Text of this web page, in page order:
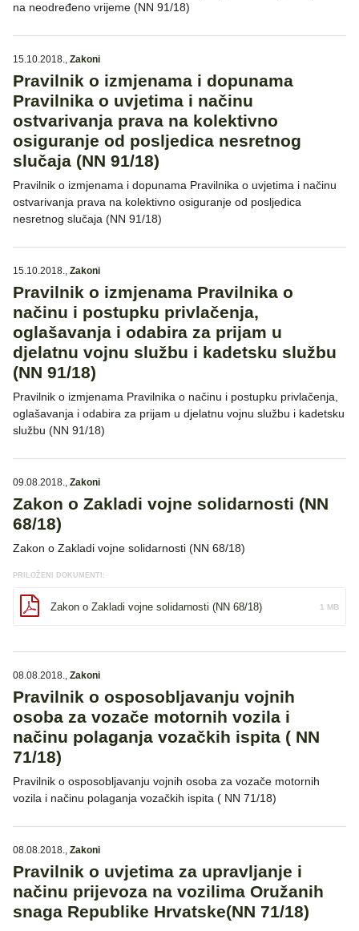
na neodređeno vrijeme (NN 91/18)
15.10.2018., Zakoni
Pravilnik o izmjenama i dopunama
Pravilnika o uvjetima i načinu
ostvarivanja prava na kolektivno
osiguranje od posljedica nesretnog
slučaja (NN 91/18)
Pravilnik o izmjenama i dopunama Pravilnika o uvjetima i načinu
ostvarivanja prava na kolektivno osiguranje od posljedica
nesretnog slučaja (NN 91/18)
15.10.2018., Zakoni
Pravilnik o izmjenama Pravilnika o
načinu i postupku privlačenja,
oglašavanja i odabira za prijam u
djelatnu vojnu službu i kadetsku službu
(NN 91/18)
Pravilnik o izmjenama Pravilnika o načinu i postupku privlačenja,
oglašavanja i odabira za prijam u djelatnu vojnu službu i kadetsku
službu (NN 91/18)
09.08.2018., Zakoni
Zakon o Zakladi vojne solidarnosti (NN
68/18)
Zakon o Zakladi vojne solidarnosti (NN 68/18)
PRILOŽENI DOKUMENTI:
Zakon o Zakladi vojne solidarnosti (NN 68/18) 1 MB
08.08.2018., Zakoni
Pravilnik o osposobljavanju vojnih
osoba za vozače motornih vozila i
načinu polaganja vozačkih ispita ( NN
71/18)
Pravilnik o osposobljavanju vojnih osoba za vozače motornih
vozila i načinu polaganja vozačkih ispita ( NN 71/18)
08.08.2018., Zakoni
Pravilnik o uvjetima za upravljanje i
načinu prijevoza na vozilima Oružanih
snaga Republike Hrvatske(NN 71/18)